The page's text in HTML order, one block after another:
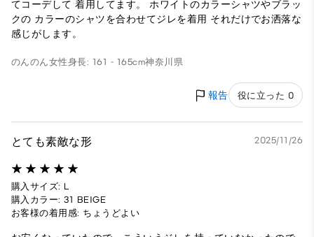
てコーデして 着用してます。 ホワイトのカラーシャツやブラッ
クの カラーのシャツを合わせてジレを着用 それだけでお洒落な
感じがします。
のんのん女性身長: 161 - 165cm神奈川県
報告 役に立った 0
とても素敵な形 2025/11/26
購入サイズ: L
購入カラー: 31 BEIGE
お客様の着用感: ちょうどよい